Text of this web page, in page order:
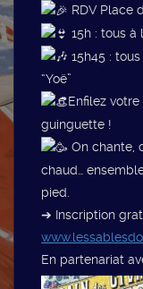
RDV Place
15h : tous à
15h45 :
“Yoë”
Enfilez
guinguette !
On chante,
chaud…
pied.
➔ Inscription
En partenariat